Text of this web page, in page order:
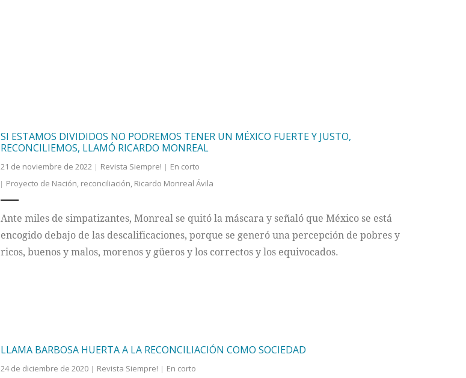
SI ESTAMOS DIVIDIDOS NO PODREMOS TENER UN MÉXICO FUERTE Y JUSTO,
RECONCILIEMOS, LLAMÓ RICARDO MONREAL
21 de noviembre de 2022 Revista Siempre!
En corto
Proyecto de Nación reconciliación Ricardo Monreal Ávila
Ante miles de simpatizantes, Monreal se quitó la máscara y señaló que México se está
encogido debajo de las descalificaciones, porque se generó una percepción de pobres y
ricos, buenos y malos, morenos y güeros y los correctos y los equivocados.
LLAMA BARBOSA HUERTA A LA RECONCILIACIÓN COMO SOCIEDAD
24 de diciembre de 2020 Revista Siempre!
En corto